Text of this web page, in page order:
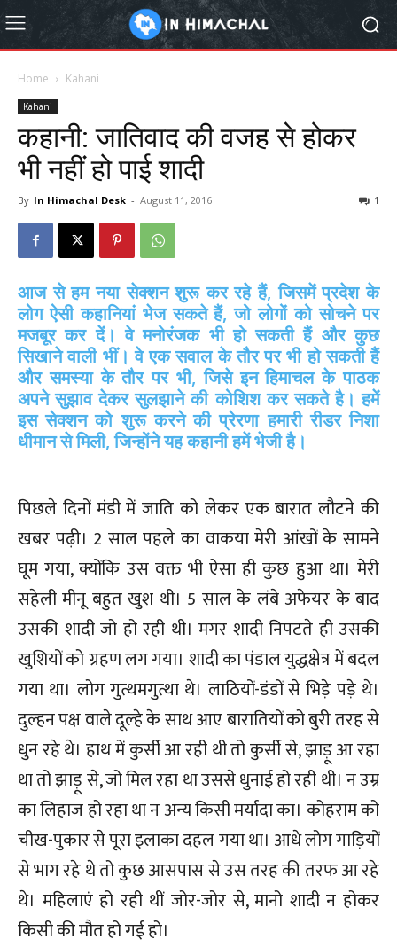
Home Kahani
Kahani
कहानी: जातिवाद की वजह से होकर
भी नहीं हो पाई शादी
By In Himachal Desk - August 11, 2016 1
आज से हम नया सेक्शन शुरू कर रहे हैं, जिसमें प्रदेश के
लोग ऐसी कहानियां भेज सकते हैं, जो लोगों को सोचने पर
मजबूर कर दें। वे मनोरंजक भी हो सकती हैं और कुछ
सिखाने वाली भीं। वे एक सवाल के तौर पर भी हो सकती हैं
और समस्या के तौर पर भी, जिसे इन हिमाचल के पाठक
अपने सुझाव देकर सुलझाने की कोशिश कर सकते है। हमें
इस सेक्शन को शुरू करने की प्रेरणा हमारी रीडरनिशा
धीमानसे मिली, जिन्होंने यह कहानी हमें भेजी है।
पिछले दिनों मंडी में जाति को लेकर एक बारात लौटने की
खबर पढ़ी। 2 साल पहले का वाकया मेरी आंखों के सामने
घूम गया, क्योंकि उस वक्त भी ऐसा ही कुछ हुआ था। मेरी
सहेली मीनू बहुत खुश थी। 5 साल के लंबे अफेयर के बाद
उसकी शादी जो हो रही थी। मगर शादी निपटते ही उसकी
खुशियों को ग्रहण लग गया। शादी का पंडाल युद्धक्षेत्र में बदल
गया था। लोग गुत्थमगुत्था थे। लाठियों-डंडों से भिड़े पड़े थे।
दुल्हन पक्ष वाले दूल्हे के साथ आए बारातियों को बुरी तरह से
धुन रहे थे। हाथ में कुर्सी आ रही थी तो कुर्सी से, झाड़ू आ रहा
था तो झाड़ू से, जो मिल रहा था उससे धुनाई हो रही थी। न उम्र
का लिहाज हो रहा था न अन्य किसी मर्यादा का। कोहराम को
चीख-पुकार से पूरा इलाका दहल गया था। आधे लोग गाड़ियों
से भाग रहे थे तो कुछ आसपास से उस तरह की तरफ आ रहे
थे। महिलाएं हो रही थीं जोर-जोर से, मानो शादी न होकर
किसी की मौत हो गई हो।